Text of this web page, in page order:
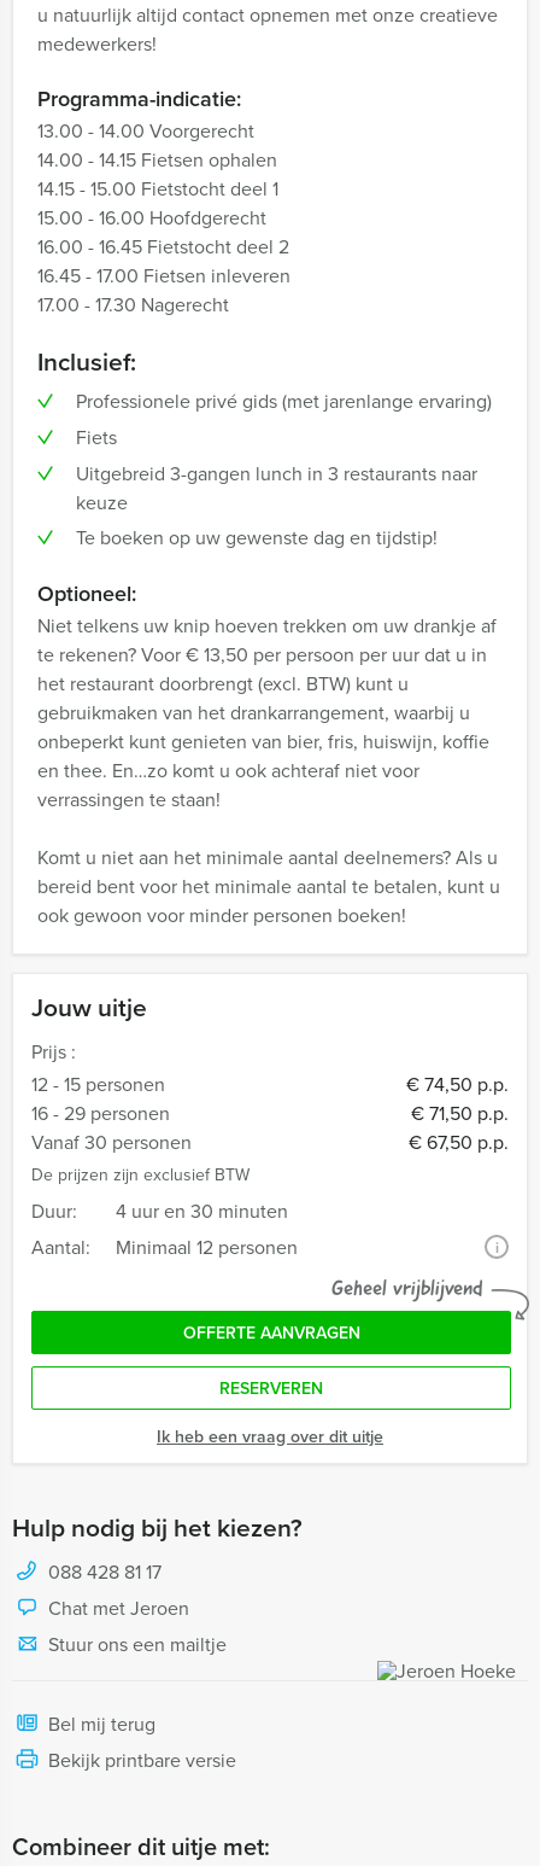
Jouw uitje
Prijs :
12 - 15 personen
€ 74,50 p.p.
16 - 29 personen
€ 71,50 p.p.
Vanaf 30 personen
€ 67,50 p.p.
De prijzen zijn exclusief BTW
Duur:
4 uur en 30 minuten
Aantal:
Minimaal 12 personen i
Geheel vrijblijvend
OFFERTE AANVRAGEN
RESERVEREN
Ik heb een vraag over dit uitje
Hulp nodig bij het kiezen?
088 428 81 17
Chat met Jeroen
Stuur ons een mailtje
Bel mij terug
Bekijk printbare versie
u natuurlijk altijd contact opnemen met onze creatieve
medewerkers!
Programma-indicatie:
13.00 - 14.00 Voorgerecht
14.00 - 14.15 Fietsen ophalen
14.15 - 15.00 Fietstocht deel 1
15.00 - 16.00 Hoofdgerecht
16.00 - 16.45 Fietstocht deel 2
16.45 - 17.00 Fietsen inleveren
17.00 - 17.30 Nagerecht
Inclusief:
Professionele privé gids (met jarenlange ervaring)
Fiets
Uitgebreid 3-gangen lunch in 3 restaurants naar
keuze
Te boeken op uw gewenste dag en tijdstip!
Optioneel:
Niet telkens uw knip hoeven trekken om uw drankje af
te rekenen? Voor € 13,50 per persoon per uur dat u in
het restaurant doorbrengt (excl. BTW) kunt u
gebruikmaken van het drankarrangement, waarbij u
onbeperkt kunt genieten van bier, fris, huiswijn, koffie
en thee. En…zo komt u ook achteraf niet voor
verrassingen te staan!
Komt u niet aan het minimale aantal deelnemers? Als u
bereid bent voor het minimale aantal te betalen, kunt u
ook gewoon voor minder personen boeken!
Combineer dit uitje met: